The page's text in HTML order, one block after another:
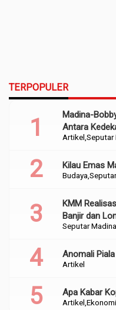
TERPOPULER
Artikel Seputar
Madina-
Antara
Perencanaan
Budaya
Kilau Emas
Seputar Madina
KMM
Banjir dan
Artikel
Anomali
Artikel Ekonomi
Apa Kabar